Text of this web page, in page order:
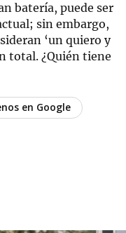
batería, puede ser
sin embargo,
‘un quiero y
total. ¿Quién tiene
en Google